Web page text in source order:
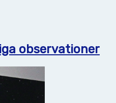
observationer